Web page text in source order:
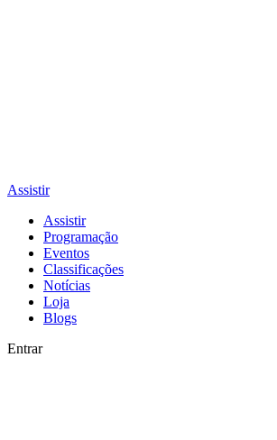
Assistir
Assistir
Programação
Eventos
Classificações
Notícias
Loja
Blogs
Entrar